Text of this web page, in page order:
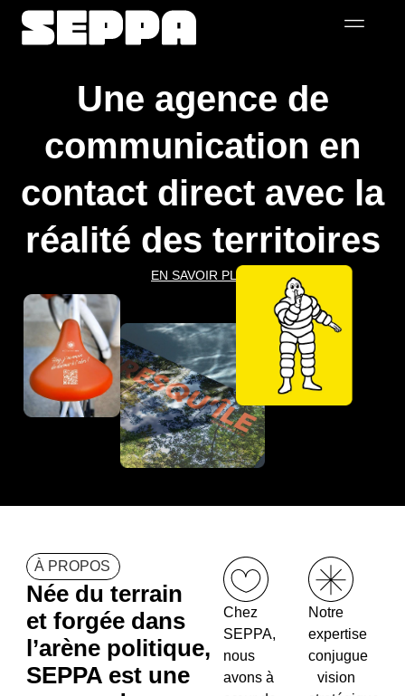
Une agence de
communication en
contact direct avec la
réalité des territoires
EN SAVOIR PLUS
À PROPOS
Née du terrain
et forgée dans
l’arène politique,
SEPPA est une
Chez
SEPPA,
nous
avons à
Notre
expertise
conjugue
vision